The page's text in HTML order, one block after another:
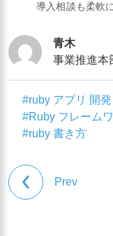
導入相談も柔軟
青木
事業推進本
#ruby アプリ 開発
#Ruby フレーム
#ruby 書き方
Prev